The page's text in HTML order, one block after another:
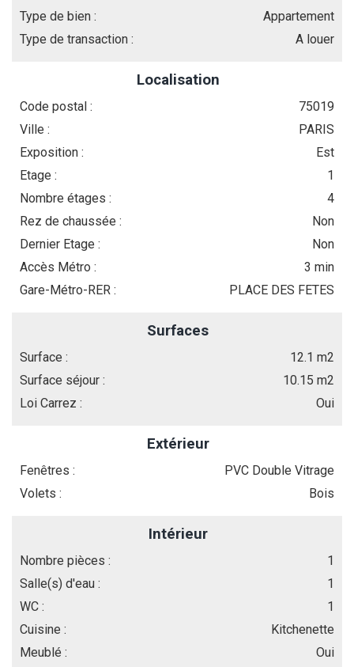
Type de bien :
Appartement
Type de transaction :
A louer
Localisation
Code postal :
75019
Ville :
PARIS
Exposition :
Est
Etage :
1
Nombre étages :
4
Rez de chaussée :
Non
Dernier Etage :
Non
Accès Métro :
3 min
Gare-Métro-RER :
PLACE DES FETES
Surfaces
Surface :
12.1 m2
Surface séjour :
10.15 m2
Loi Carrez :
Oui
Extérieur
Fenêtres :
PVC Double Vitrage
Volets :
Bois
Intérieur
Nombre pièces :
1
Salle(s) d'eau :
1
WC :
1
Cuisine :
Kitchenette
Meublé :
Oui